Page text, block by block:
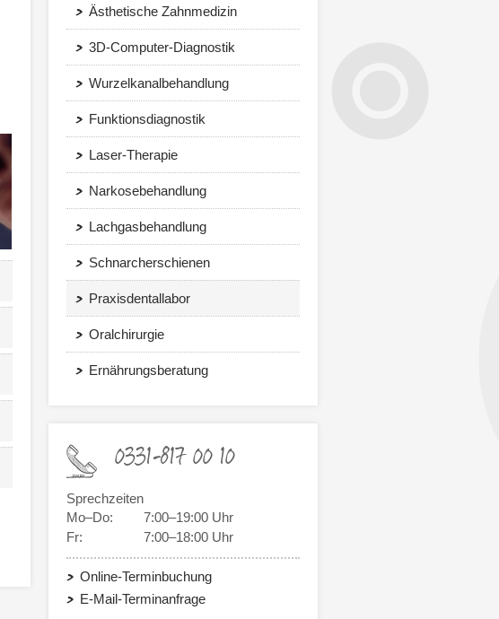
Ästhetische Zahnmedizin
3D-Computer-Diagnostik
Wurzelkanalbehandlung
Funktionsdiagnostik
Laser-Therapie
Narkosebehandlung
Lachgasbehandlung
Schnarcherschienen
Praxisdentallabor
Oralchirurgie
Ernährungsberatung
0331-817 00 10
Sprechzeiten
Mo–Do:
7:00–19:00 Uhr
Fr:
7:00–18:00 Uhr
Online-Terminbuchung
E-Mail-Terminanfrage